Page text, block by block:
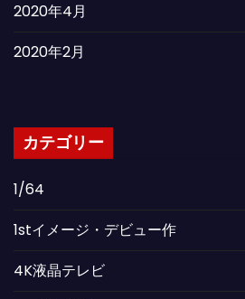
2020年4月
2020年2月
カテゴリー
1/64
1stイメージ・デビュー作
4K液晶テレビ